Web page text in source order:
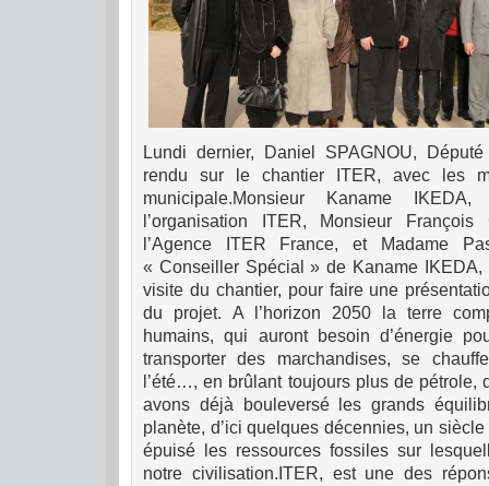
Lundi dernier, Daniel SPAGNOU,
rendu sur le chantier ITER, avec les
municipale.Monsieur Kaname
l’organisation ITER, Monsieur
l’Agence ITER France, et Madame
« Conseiller Spécial » de Kaname
visite du chantier, pour faire une
du projet.
A l’horizon 2050 la terre
humains, qui auront besoin d’énergie
transporter des marchandises, se
l’été…, en brûlant toujours plus de pétrole,
avons déjà bouleversé les grands
planète, d’ici quelques décennies, un
épuisé les ressources fossiles sur
notre civilisation. ITER, est une des